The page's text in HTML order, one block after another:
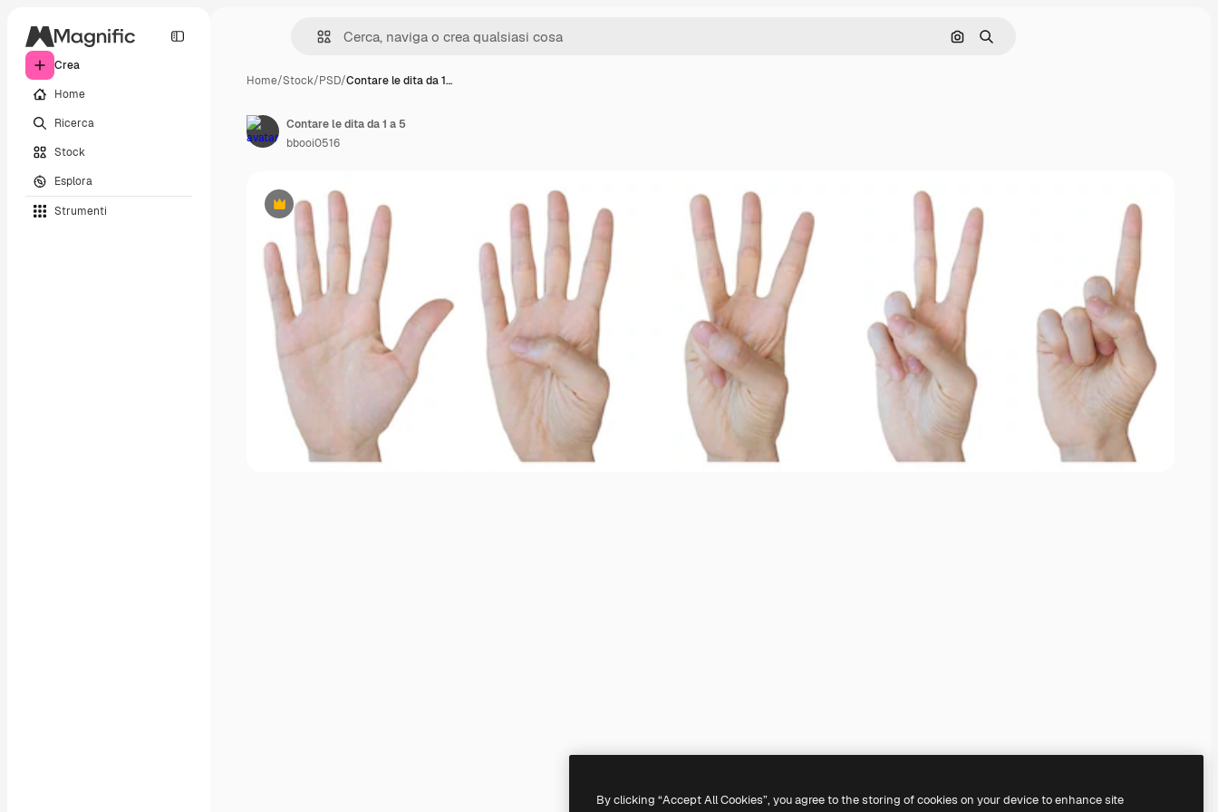
Crea
Home
Ricerca
Stock
Esplora
Strumenti
Cerca per immagine
Ricerca
Home/Stock/PSD/Contare le dita da 1…
Premium
Contare le dita da 1 a 5
bbooi0516
By clicking “Accept All Cookies”, you agree to the storing of cookies on your device to enhance site